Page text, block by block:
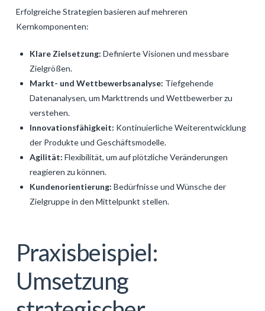
Erfolgreiche Strategien basieren auf mehreren
Kernkomponenten:
Klare Zielsetzung: Definierte Visionen und messbare
Zielgrößen.
Markt- und Wettbewerbsanalyse: Tiefgehende
Datenanalysen, um Markttrends und Wettbewerber zu
verstehen.
Innovationsfähigkeit: Kontinuierliche Weiterentwicklung
der Produkte und Geschäftsmodelle.
Agilität: Flexibilität, um auf plötzliche Veränderungen
reagieren zu können.
Kundenorientierung: Bedürfnisse und Wünsche der
Zielgruppe in den Mittelpunkt stellen.
Praxisbeispiel:
Umsetzung